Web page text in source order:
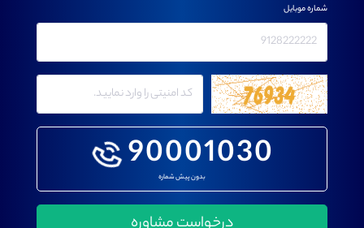
90001030
بدون پیش شماره
شماره موبایل